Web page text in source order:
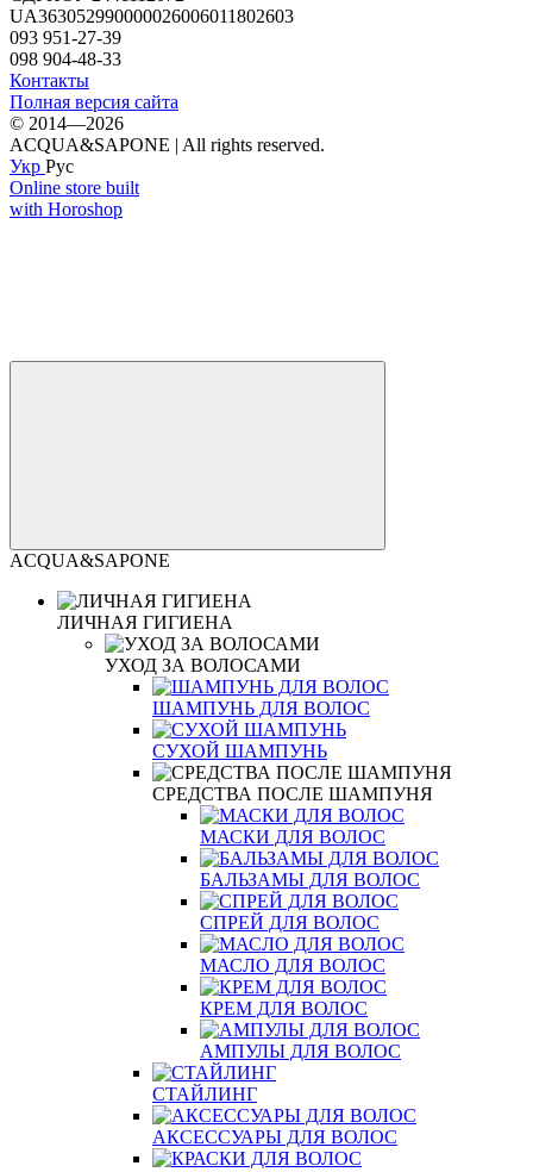
UA363052990000026006011802603
093 951-27-39
098 904-48-33
Контакты
Полная версия сайта
© 2014—2026
ACQUA&SAPONE | All rights reserved.
Укр Рус
Online store built
with Horoshop
ACQUA&SAPONE
ЛИЧНАЯ ГИГИЕНА
УХОД ЗА ВОЛОСАМИ
ШАМПУНЬ ДЛЯ ВОЛОС
СУХОЙ ШАМПУНЬ
СРЕДСТВА ПОСЛЕ ШАМПУНЯ
МАСКИ ДЛЯ ВОЛОС
БАЛЬЗАМЫ ДЛЯ ВОЛОС
СПРЕЙ ДЛЯ ВОЛОС
МАСЛО ДЛЯ ВОЛОС
КРЕМ ДЛЯ ВОЛОС
АМПУЛЫ ДЛЯ ВОЛОС
СТАЙЛИНГ
АКСЕССУАРЫ ДЛЯ ВОЛОС